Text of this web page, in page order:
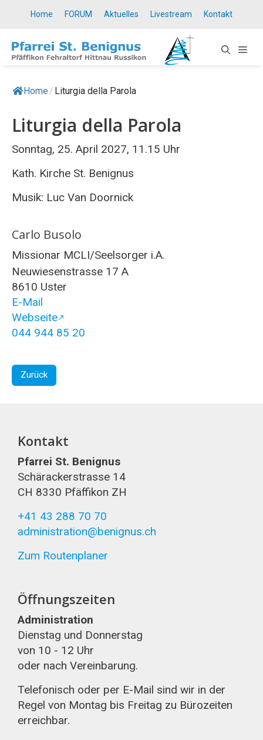
Home FORUM Aktuelles Livestream Kontakt
Home / Liturgia della Parola
Liturgia della Parola
Sonntag, 25. April 2027, 11.15 Uhr
Kath. Kirche St. Benignus
Musik: Luc Van Doornick
Carlo Busolo
Missionar MCLI/Seelsorger i.A.
Neuwiesenstrasse 17 A
8610 Uster
E-Mail
Webseite
044 944 85 20
Zurück
Kontakt
Pfarrei St. Benignus
Schärackerstrasse 14
CH 8330 Pfäffikon ZH
+41 43 288 70 70
administration@benignus.ch
Zum Routenplaner
Öffnungszeiten
Administration
Dienstag und Donnerstag
von 10 - 12 Uhr
oder nach Vereinbarung.
Telefonisch oder per E-Mail sind wir in der
Regel von Montag bis Freitag zu Bürozeiten
erreichbar.